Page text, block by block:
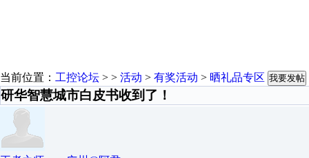
当前位置： 工控论坛 > > 活动 > 有奖活动 > 晒礼品专区 我要发帖
研华智慧城市白皮书收到了！